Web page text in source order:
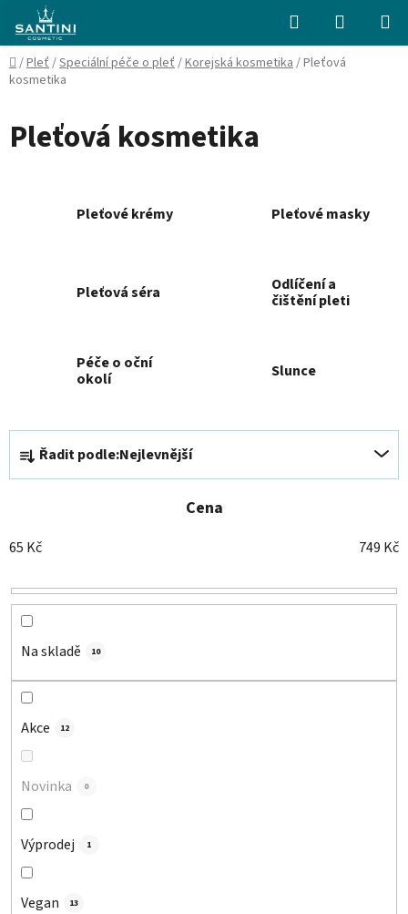
obsah
Hledat
KOŠÍK
Domů
/Pleť/Speciální péče o pleť/Korejská kosmetika/Pleťová
kosmetika
Pleťová kosmetika
Pleťové krémy Pleťové masky
Pleťová séra
Odlíčení a
čištění pleti
Péče o oční
okolí
Slunce
Ř
z
n
í
p
r
u
Řadit podle:Nejlevnější
Cena
65 Kč 749 Kč
Na skladě 10
Akce 12
Novinka 0
Výprodej 1
Vegan 13